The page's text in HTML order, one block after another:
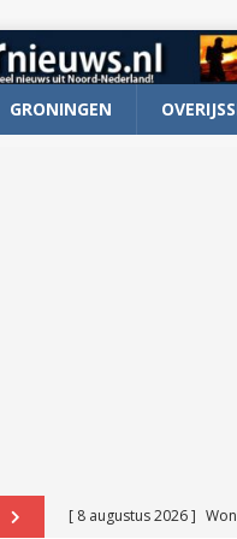
GRONINGEN
[ 8 augustus 2026 ]